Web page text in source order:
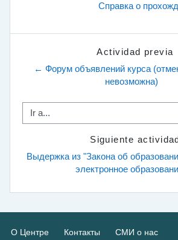
Справка о
Actividad previa
← Форум объявлений курса
невозможна)
Ir a...
Siguiente actividad
Выдержка из "Закона об
электронное
О Центре Контакты СМИ о нас